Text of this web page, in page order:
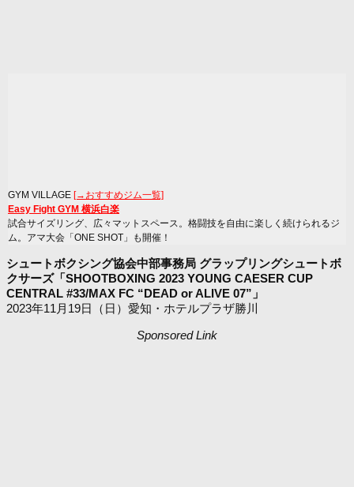
GYM VILLAGE [→おすすめジム一覧]
Easy Fight GYM 横浜白楽
試合サイズリング、広々マットスペース。格闘技を自由に楽しく続けられるジ
ム。アマ大会「ONE SHOT」も開催！
シュートボクシング協会中部事務局 グラップリングシュートボ
クサーズ「SHOOTBOXING 2023 YOUNG CAESER CUP
CENTRAL #33/MAX FC “DEAD or ALIVE 07”」
2023年11月19日（日）愛知・ホテルプラザ勝川
Sponsored Link